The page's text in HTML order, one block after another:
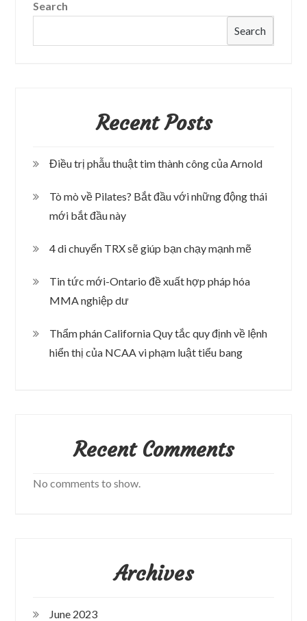
Search
Search
Recent Posts
Điều trị phẫu thuật tim thành công của Arnold
Tò mò về Pilates? Bắt đầu với những động thái
mới bắt đầu này
4 di chuyển TRX sẽ giúp bạn chạy mạnh mẽ
Tin tức mới-Ontario đề xuất hợp pháp hóa
MMA nghiệp dư
Thẩm phán California Quy tắc quy định về lệnh
hiển thị của NCAA vi phạm luật tiểu bang
Recent Comments
No comments to show.
Archives
June 2023